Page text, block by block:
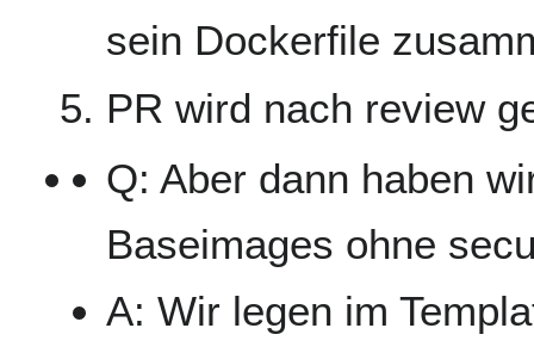
sein Dockerfile
PR wird nach review
Q: Aber dann haben
Baseimages ohne
A: Wir legen im